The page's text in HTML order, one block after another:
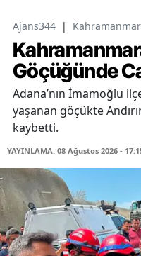
Ajans344 |
Göçüğünde
Adana’nın İmamoğlu
yaşanan göçükte
kaybetti.
YAYINLAMA: 08 Ağustos 2026 -